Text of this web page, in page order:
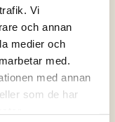
Vi
och annan
medier och
med.
med annan
som de har